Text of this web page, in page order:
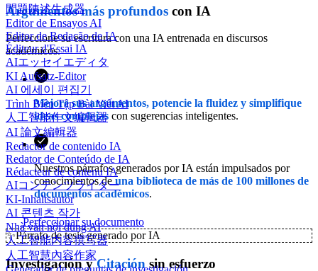
問題陳述生成器
Editor de Ensayos AI
Editor de Redação de IA
Éditeur d'Essai IA
AIエッセイエディタ
KI Aufsatz-Editor
AI 에세이 편집기
Trình Biên Tập Bài Viết AI
人工智能作文编辑器
AI 論文編輯器
Redactor de contenido IA
Redator de Conteúdo de IA
Rédacteur de contenu IA
AIコンテンツライター
KI-Inhaltsautor
AI 콘텐츠 작가
Nhà văn nội dung AI
人工智能内容撰写器
人工智慧內容作家
Argumentos más profundos con IA
Perfeccione su escritura con una IA entrenada en discursos
académicos.
Mejore sus argumentos, potencie la fluidez y simplifique
ideas complejas con sugerencias inteligentes.
Nuestros párrafos generados por IA están impulsados por
conocimientos deuna biblioteca de más de 100 millones de
documentos académicos.
Perfeccionar su documento
✨Párrafo de tesis generado por IA
Investigación yCitación sin esfuerzo